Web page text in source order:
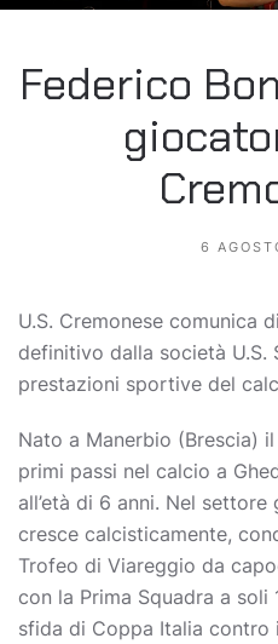
Federico
6
U.S. Cremonese comunica
definitivo dalla società U.S.
prestazioni sportive del
Nato a Manerbio (Brescia)
primi passi nel calcio a
all’età di 6 anni. Nel
cresce calcisticamente,
Trofeo di Viareggio da
con la Prima Squadra a soli
sfida di Coppa Italia contro